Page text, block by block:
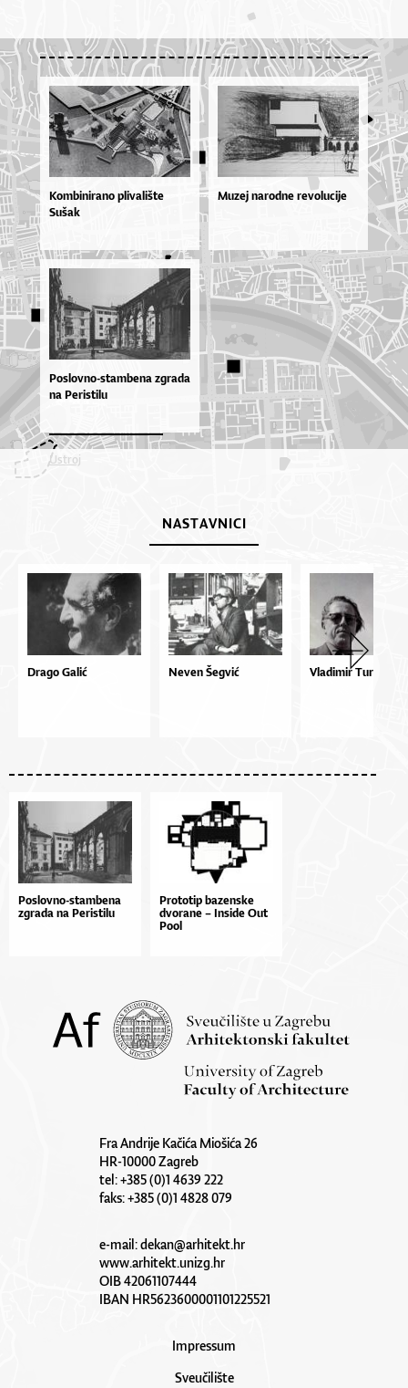
Kombinirano plivalište
Sušak
Muzej narodne revolucije
Poslovno-stambena zgrada
na Peristilu
Ustroj
NASTAVNICI
Drago Galić Neven Šegvić Vladimir Turina
Poslovno-stambena
zgrada na Peristilu
Pro­to­tip ba­zen­ske
dvo­ra­ne – In­si­de Out
Po­ol
Fra Andrije Kačića Miošića 26
HR-10000 Zagreb
tel: +385 (0)1 4639 222
faks: +385 (0)1 4828 079
e-mail:dekan@arhitekt.hr
www.arhitekt.unizg.hr
OIB 42061107444
IBAN HR5623600001101225521
Impressum
Sveučilište